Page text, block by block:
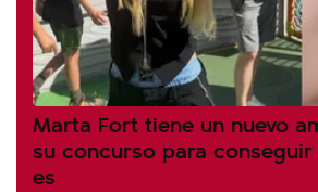
Marta Fort tiene un nuevo
su concurso para
es